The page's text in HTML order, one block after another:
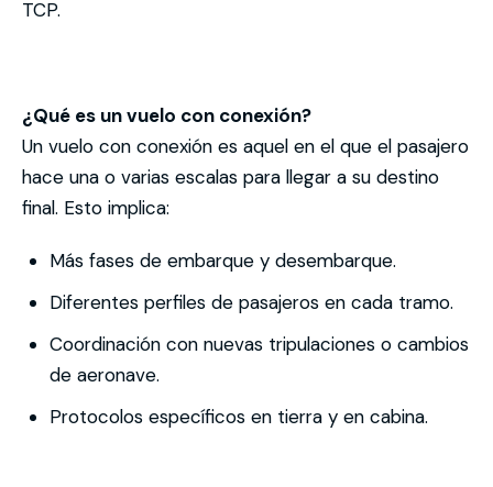
TCP.
¿Qué es un vuelo con conexión?
Un vuelo con conexión es aquel en el que el pasajero
hace una o varias escalas para llegar a su destino
final. Esto implica:
Más fases de embarque y desembarque.
Diferentes perfiles de pasajeros en cada tramo.
Coordinación con nuevas tripulaciones o cambios
de aeronave.
Protocolos específicos en tierra y en cabina.